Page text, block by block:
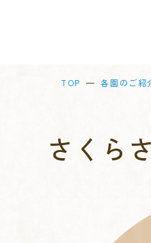
TOP 各園のご紹
さくら